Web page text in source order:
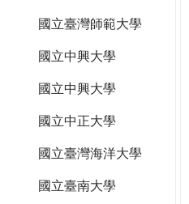
國立臺灣師範大學
國立中興大學
國立中興大學
國立中正大學
國立臺灣海洋大學
國立臺南大學